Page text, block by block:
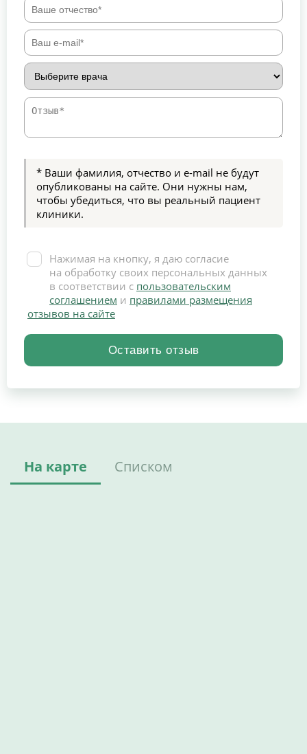
* Ваши фамилия, отчество и e-mail не будут
опубликованы на сайте. Они нужны нам,
чтобы убедиться, что вы реальный пациент
клиники.
Нажимая на кнопку, я даю согласие
на обработку своих персональных данных
в соответствии с пользовательским
соглашением и правилами размещения
отзывов на сайте
На карте Списком